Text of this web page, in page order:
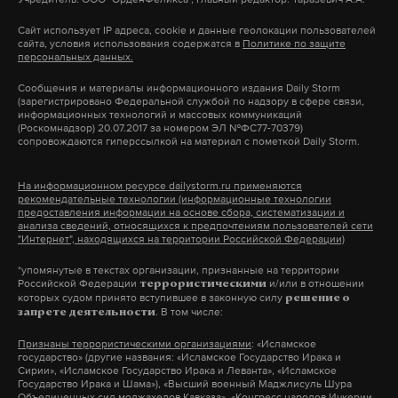
Макс
Дзен
#нобелевская премия #ученые # химия
Сайт использует IP адреса, cookie и данные геолокации пользователей
сайта, условия использования содержатся в Политике по защите
персональных данных.
Сообщения и материалы информационного издания Daily Storm
(зарегистрировано Федеральной службой по надзору в сфере связи,
информационных технологий и массовых коммуникаций
(Роскомнадзор) 20.07.2017 за номером ЭЛ №ФС77-70379)
сопровождаются гиперссылкой на материал с пометкой Daily Storm.
На информационном ресурсе dailystorm.ru применяются
рекомендательные технологии (информационные технологии
предоставления информации на основе сбора, систематизации и
анализа сведений, относящихся к предпочтениям пользователей сети
"Интернет", находящихся на территории Российской Федерации)
*упомянутые в текстах организации, признанные на территории
Российской Федерации террористическими и/или в отношении
которых судом принято вступившее в законную силу решение о
запрете деятельности. В том числе:
Признаны террористическими организациями: «Исламское
государство» (другие названия: «Исламское Государство Ирака и
Сирии», «Исламское Государство Ирака и Леванта», «Исламское
Государство Ирака и Шама»), «Высший военный Маджлисуль Шура